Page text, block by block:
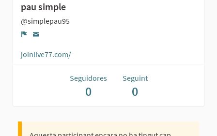
pau simple
@simplepau95
joinlive77.com/
Seguidores
0
Seguint
0